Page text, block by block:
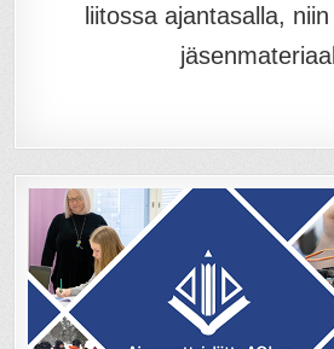
liitossa ajantasalla,